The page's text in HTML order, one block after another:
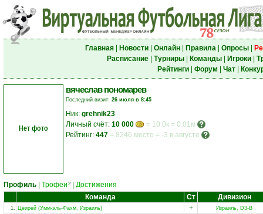
Главная| Новости| Онлайн| Правила| Опросы|
Расписание| Турниры| Команды| Игроки|
Рейтинги| Форум Чат|
Нет фото
вячеслав пономарев
Последний визит: 26 июля в 8:45
Ник: grehnik23
Личный счёт: 10 000
= 10.0к = 0.01м
Рейтинг: 447 = 8246 место = -3 в августе
Профиль Трофеи 2
Достижения
Команда
Ст Дивизион
1. Цеирей (Умм-эль-Фахм, Израиль) + Израиль, D3-B